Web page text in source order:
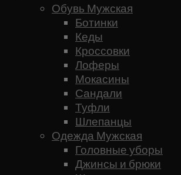
Обувь Мужская
Ботинки
Кеды
Кроссовки
Лоферы
Мокасины
Сандали
Туфли
Шлепанцы
Одежда Мужская
Головные уборы
Джинсы и брюки